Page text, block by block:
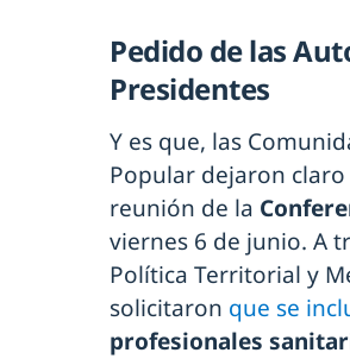
Pedido de las
Presidentes
Y es que, las
Popular dejaron
reunión de la
viernes 6 de junio. A
Política Territorial y
solicitaron que se
profesionales